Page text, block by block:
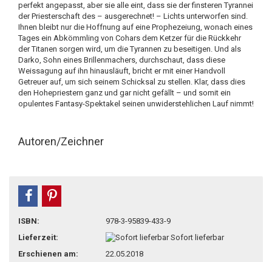
perfekt angepasst, aber sie alle eint, dass sie der finsteren Tyrannei
der Priesterschaft des – ausgerechnet! – Lichts unterworfen sind.
Ihnen bleibt nur die Hoffnung auf eine Prophezeiung, wonach eines
Tages ein Abkömmling von Cohars dem Ketzer für die Rückkehr
der Titanen sorgen wird, um die Tyrannen zu beseitigen. Und als
Darko, Sohn eines Brillenmachers, durchschaut, dass diese
Weissagung auf ihn hinausläuft, bricht er mit einer Handvoll
Getreuer auf, um sich seinem Schicksal zu stellen. Klar, dass dies
den Hohepriestern ganz und gar nicht gefällt – und somit ein
opulentes Fantasy-Spektakel seinen unwiderstehlichen Lauf nimmt!
Autoren/Zeichner
teilen
ISBN:
978-3-95839-433-9
Lieferzeit:
Sofort lieferbar
Erschienen am:
22.05.2018